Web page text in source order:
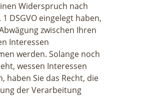
Widerspruch nach
1 DSGVO eingelegt haben,
zwischen Ihren
Interessen
werden. Solange noch
wessen Interessen
haben Sie das Recht, die
der Verarbeitung